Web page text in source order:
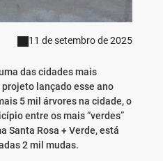
11 de setembro de 2025
das cidades mais
lançado esse ano
5 mil árvores na cidade, o
entre os mais “verdes”
Santa Rosa + Verde, está
2 mil mudas.